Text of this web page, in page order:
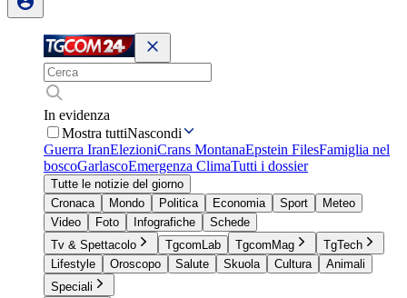
In evidenza
Mostra tuttiNascondi
Guerra IranElezioniCrans MontanaEpstein FilesFamiglia nel
boscoGarlascoEmergenza ClimaTutti i dossier
Tutte le notizie del giorno
Cronaca
Mondo Politica Economia Sport
Meteo
Video
Foto Infografiche
Schede
Tv & Spettacolo
TgcomLab TgcomMag
TgTech
Lifestyle
Oroscopo Salute Skuola Cultura
Animali
Speciali